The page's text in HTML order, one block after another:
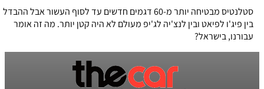
סטלנטיס מבטיחה יותר מ-60 דגמים חדשים עד לסוף העשור אבל ההבדל
בין פיג'ו לפיאט ובין לנצ'יה לג'יפ מעולם לא היה קטן יותר. מה זה אומר
עבורנו, בישראל?